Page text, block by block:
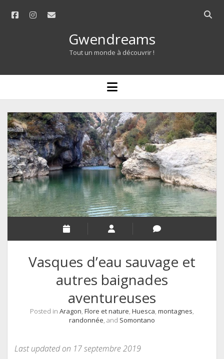
facebookinstagram
email
Open
Gwendreams
Tout un monde à découvrir !
open
menu
Vasques d’eau sauvage et
autres baignades
aventureuses
Posted in Aragon, Flore et nature, Huesca, montagnes,
randonnée, and Somontano
Last updated on 17 septembre 2019